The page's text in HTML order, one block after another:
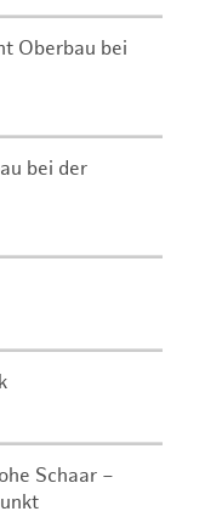
Oberbau bei
bei der
Schaar –